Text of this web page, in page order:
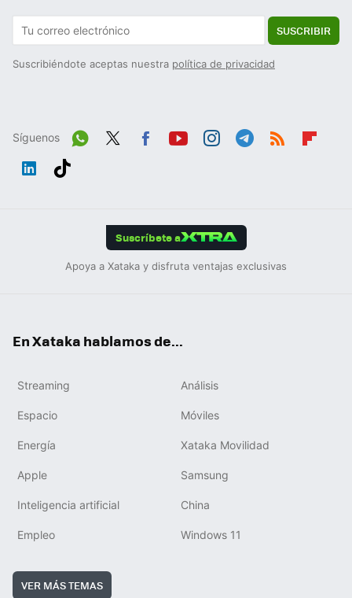
SUSCRIBIR
Suscribiéndote aceptas nuestra política de privacidad
Síguenos
Wh
Suscríbete a
Apoya a Xataka y disfruta ventajas exclusivas
En Xataka hablamos de...
Streaming Análisis
Espacio Móviles
Energía Xataka Movilidad
Apple Samsung
Inteligencia artificial China
Empleo Windows 11
VER MÁS TEMAS